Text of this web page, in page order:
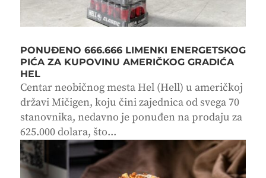
PONUĐENO 666.666 LIMENKI ENERGETSKOG
PIĆA ZA KUPOVINU AMERIČKOG GRADIĆA
HEL
Centar neobičnog mesta Hel (Hell) u američkoj
državi Mičigen, koju čini zajednica od svega 70
stanovnika, nedavno je ponuđen na prodaju za
625.000 dolara, što...